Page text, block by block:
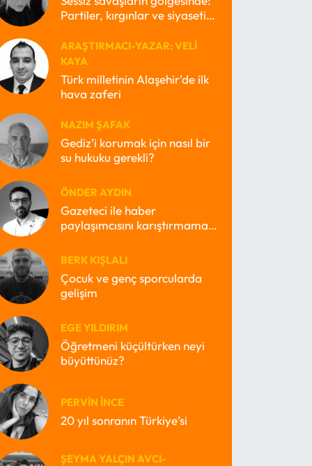
Partiler, kırgınlar ve siyasetin
ARAŞTIRMACI-YAZAR: VELI
KAYA
Türk milletinin Alaşehir'de ilk
hava zaferi
NAZIM ŞAFAK
Gediz’i korumak için nasıl bir
su hukuku gerekli?
ÖNDER AYDIN
Gazeteci ile haber
paylaşımcısını karıştırmamak
BERK KIŞLALI
Çocuk ve genç sporcularda
gelişim
EGE YILDIRIM
Öğretmeni küçültürken neyi
büyüttünüz?
PERVIN İNCE
20 yıl sonranın Türkiye’si
ŞEYMA YALÇIN AVCI-